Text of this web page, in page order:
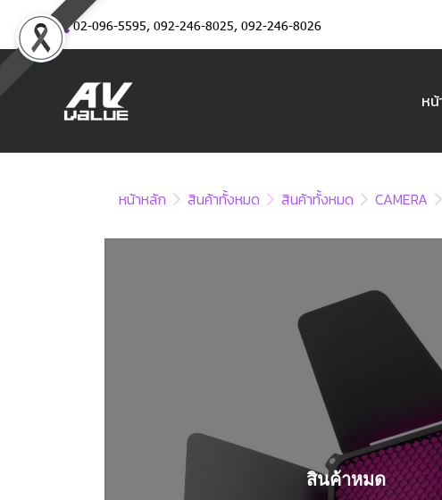
02-096-5595, 092-246-8025, 092-246-8026
ห
หน้าหลัก สินค้าทั้งหมด สินค้าทั้งหมด CAMERA
สินค้าหมด